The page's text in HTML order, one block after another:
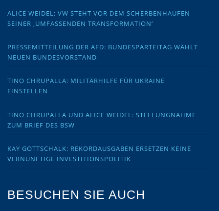
ALICE WEIDEL: VW STEHT VOR DEM SCHERBENHAUFEN
SEINER ‚UMFASSENDEN TRANSFORMATION‘
PRESSEMITTEILUNG DER AFD: BUNDESPARTEITAG WÄHLT
NEUEN BUNDESVORSTAND
TINO CHRUPALLA: MILITÄRHILFE FÜR UKRAINE
EINSTELLEN
TINO CHRUPALLA UND ALICE WEIDEL: STELLUNGNAHME
ZUM BRIEF DES BSW
KAY GOTTSCHALK: REKORDAUSGABEN ERSETZEN KEINE
VERNÜNFTIGE INVESTITIONSPOLITIK
BESUCHEN SIE AUCH